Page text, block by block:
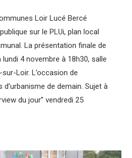
Loir Lucé Bercé
sur le PLUi, plan local
La présentation finale de
4 novembre à 18h30, salle
Loir. L’occasion de
de demain. Sujet à
du jour” vendredi 25